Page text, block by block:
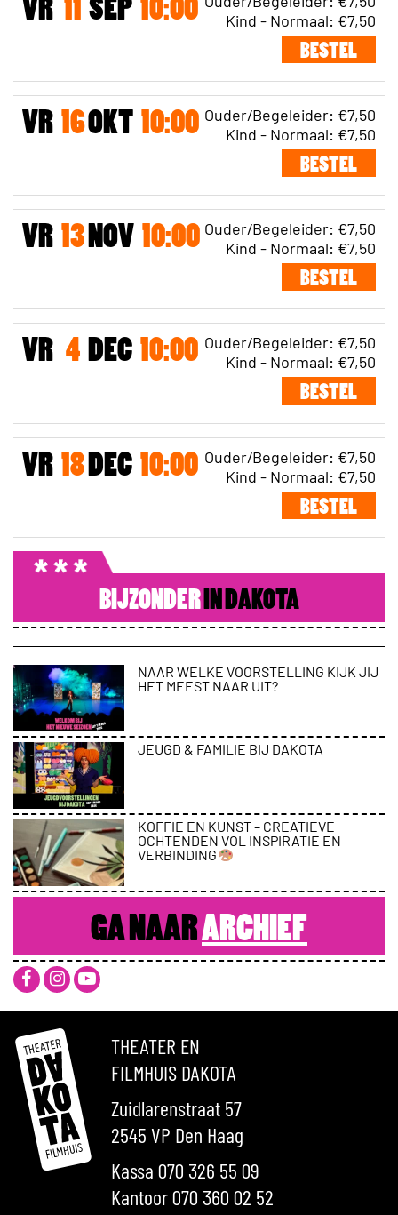
VR 11 SEP 10:00
Kind - Normaal: €7,50
BESTEL
VR 16OKT 10:00 Ouder/Begeleider: €7,50
Kind - Normaal: €7,50
BESTEL
VR 13 NOV 10:00 Ouder/Begeleider: €7,50
Kind - Normaal: €7,50
BESTEL
VR 4 DEC 10:00 Ouder/Begeleider: €7,50
Kind - Normaal: €7,50
BESTEL
VR 18 DEC 10:00 Ouder/Begeleider: €7,50
Kind - Normaal: €7,50
BESTEL
BIJZONDERIN DAKOTA
NAAR WELKE VOORSTELLING KIJK JIJ
HET MEEST NAAR UIT?
JEUGD & FAMILIE BIJ DAKOTA
KOFFIE EN KUNST – CREATIEVE
OCHTENDEN VOL INSPIRATIE EN
VERBINDING
GA NAARARCHIEF
THEATER EN
FILMHUIS DAKOTA
Zuidlarenstraat 57
2545 VP Den Haag
Kassa 070 326 55 09
Kantoor 070 360 02 52